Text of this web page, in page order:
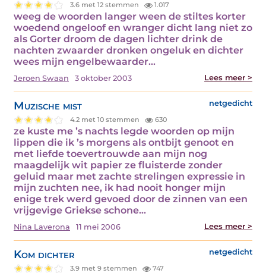
3.6 met 12 stemmen 1.017
weeg de woorden langer ween de stiltes korter
woedend ongeloof en wranger dicht lang niet zo
als Gorter droom de dagen lichter drink de
nachten zwaarder dronken ongeluk en dichter
wees mijn engelbewaarder…
Jeroen Swaan 3 oktober 2003 Lees meer >
Muzische mist netgedicht
4.2 met 10 stemmen 630
ze kuste me ’s nachts legde woorden op mijn
lippen die ik ’s morgens als ontbijt genoot en
met liefde toevertrouwde aan mijn nog
maagdelijk wit papier ze fluisterde zonder
geluid maar met zachte strelingen expressie in
mijn zuchten nee, ik had nooit honger mijn
enige trek werd gevoed door de zinnen van een
vrijgevige Griekse schone…
Nina Laverona 11 mei 2006 Lees meer >
Kom dichter netgedicht
3.9 met 9 stemmen 747